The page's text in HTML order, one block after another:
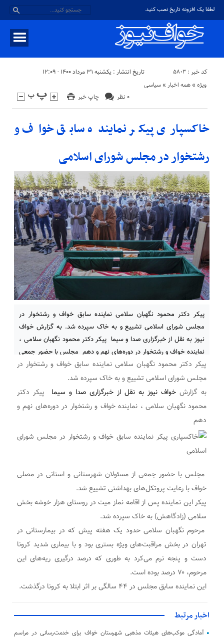
لطفا یک افزونه تاریخ نصب کنید.
کد خبر : ۵۸۰۳ تاریخ انتشار : یکشنبه ۳۱ مرداد ۱۴۰۰ - ۱۲:۰۹
چاپ خبر ۰ نظر
سیاسی « همه اخبار « ویژه
خاکسپاری پیکر نماینده سابق خواف و
رشتخوار در مجلس شورای اسلامی
پیکر دکتر محمود نگهبان سلامی نماینده سابق خواف و رشتخوار در
مجلس شورای اسلامی تشییع و به خاک سپرده شد. به گزارش خواف
نیوز به نقل از خبرگزاری صدا و سیما پیکر دکتر محمود نگهبان سلامی ،
نماینده خواف و رشتخوار در دوره‌های نهم و دهم مجلس با حضور جمعی
از مسئولان شهرستانی و استانی
پیکر دکتر محمود نگهبان سلامی نماینده سابق خواف و رشتخوار در
مجلس شورای اسلامی تشییع و به خاک سپرده شد.
به گزارشخواف نیوز به نقل از خبرگزاری صدا و سیما
پیکر دکتر
محمود نگهبان سلامی ، نماینده خواف و رشتخوار در دوره‌های نهم و
دهم
مجلس با حضور جمعی از مسئولان شهرستانی و استانی در مصلی
خواف با رعایت پروتکل‌های بهداشتی تشییع شد.
پیکر این نماینده پس از اقامه نماز میت در روستای هزار خوشه بخش
سلامی (زادگاهش) به خاک سپرده شد.
مرحوم نگهبان سلامی حدود یک هفته پیش که در بیمارستانی در
تهران در بخش مراقبت‌های ویژه بستری بود و با بیماری شدید کرونا
دست و پنجه نرم می‌کرد به طوری که درصد درگیری ریه‌های این
مرحوم، ۷۰ درصد بوده است.
این نماینده سابق مجلس در ۴۴ سالگی بر اثر ابتلا به کرونا درگذشت.
اخبار مرتبط
آمادگی موکب‌های هیئات مذهبی شهرستان خواف برای خدمت‌رسانی در مراسم